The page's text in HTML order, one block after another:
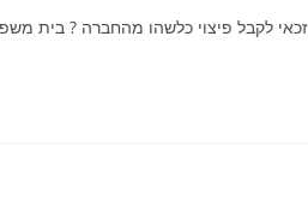
לקבל פיצוי כלשהו מהחברה ? בית